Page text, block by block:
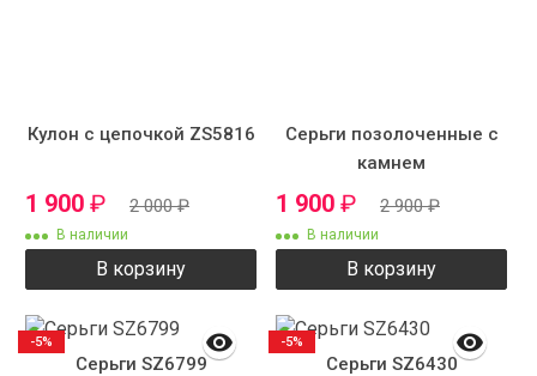
Кулон с цепочкой ZS5816
1 900 ₽ 2 000₽
В наличии
В корзину
Серьги позолоченные с
камнем
1 900 ₽ 2 900₽
В наличии
В корзину
Серьги SZ6799
-5%
Серьги SZ6430
-5%